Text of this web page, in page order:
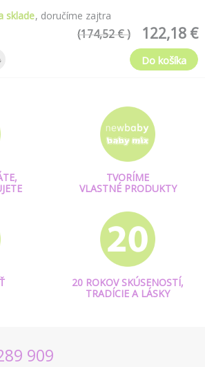
sklade doručíme zajtra
122,18 €
(174,52 € )
Do košíka
TVORÍME
VLASTNÉ PRODUKTY
20 ROKOV SKÚSENOSTÍ,
TRADÍCIE A LÁSKY
909